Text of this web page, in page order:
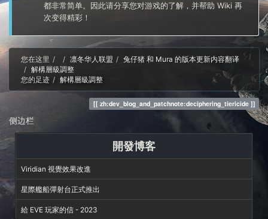
都非常简单。因此请分享您对游戏的了解，并帮助 Wiki 再
次变得精彩！
您在这里 Home凛冬华人联盟
兔仔猪 和 Mura 的版本更新内容翻译
解構層級調整
您的足迹
解構層級調整
zh:dev_blog_and_patchnote:deciphering_tiericide
侧边栏
開發博客
Viridian 視覺效果改進
星際艦船彈射台正式推出
給 EVE 玩家的信 - 2023